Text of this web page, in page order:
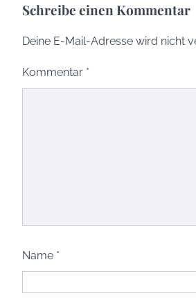
Schreibe einen Kommentar
Deine E-Mail-Adresse wird nicht
Kommentar *
Name *